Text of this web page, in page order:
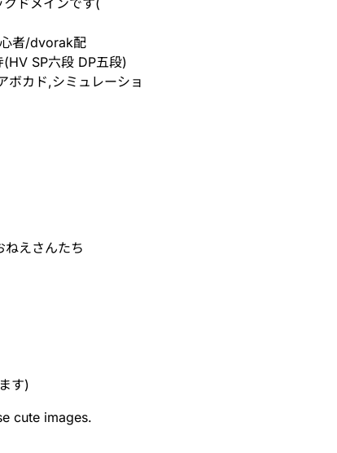
ドメインです(
者/dvorak配
SP六段 DP五段)
ボカド,シミュレーショ
ねえさんたち
す)
cute images.